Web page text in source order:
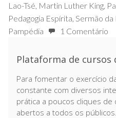
Lao-Tsé, Martin Luther King,
Pedagogia Espírita, Sermão da
Pampédia
1 Comentário
Plataforma de cursos
Para fomentar o exercício
constante com diversos
prática a poucos cliques de
abertos a todos os